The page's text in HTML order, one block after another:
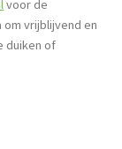
voor de
vrijblijvend en
duiken of